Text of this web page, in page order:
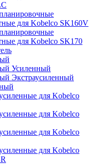
для Kobelco SK160V
для Kobelco SK170
Усиленный
Экстраусиленный
для Kobelco
для Kobelco
для Kobelco
для Kobelco